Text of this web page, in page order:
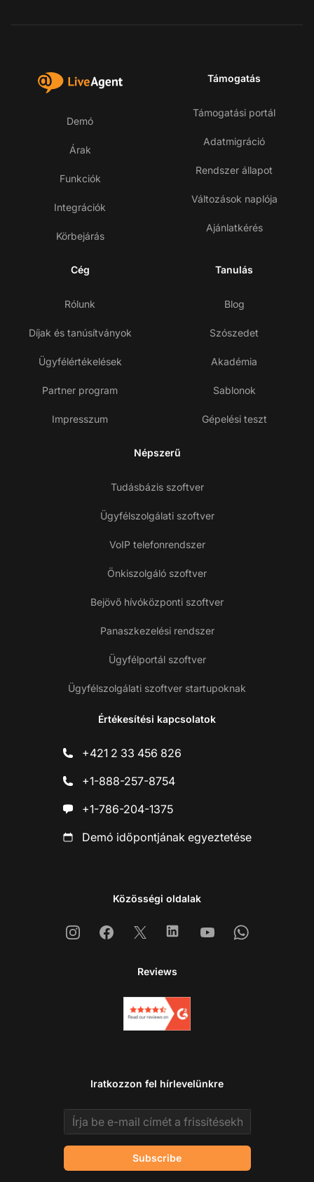
Demó
Árak
Funkciók
Integrációk
Körbejárás
Támogatás
Támogatási portál
Adatmigráció
Rendszer állapot
Változások naplója
Ajánlatkérés
Cég
Rólunk
Díjak és tanúsítványok
Ügyfélértékelések
Partner program
Impresszum
Tanulás
Blog
Szószedet
Akadémia
Sablonok
Gépelési teszt
Népszerű
Tudásbázis szoftver
Ügyfélszolgálati szoftver
VoIP telefonrendszer
Önkiszolgáló szoftver
Bejövő hívóközponti szoftver
Panaszkezelési rendszer
Ügyfélportál szoftver
Ügyfélszolgálati szoftver startupoknak
Értékesítési kapcsolatok
+421 2 33 456 826
+1-888-257-8754
+1-786-204-1375
Demó időpontjának egyeztetése
Közösségi oldalak
InstagramFacebook
X LinkedinYoutubeWhatsapp
Reviews
Iratkozzon fel hírlevelünkre
Email address
Subscribe